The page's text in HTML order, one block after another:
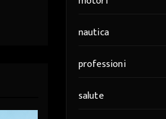
nautica
professioni
salute